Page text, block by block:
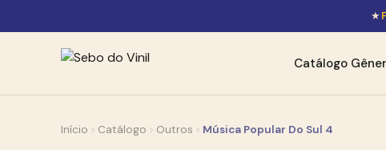
★
Catálogo
Início Catálogo Outros Música Popular Do Sul 4